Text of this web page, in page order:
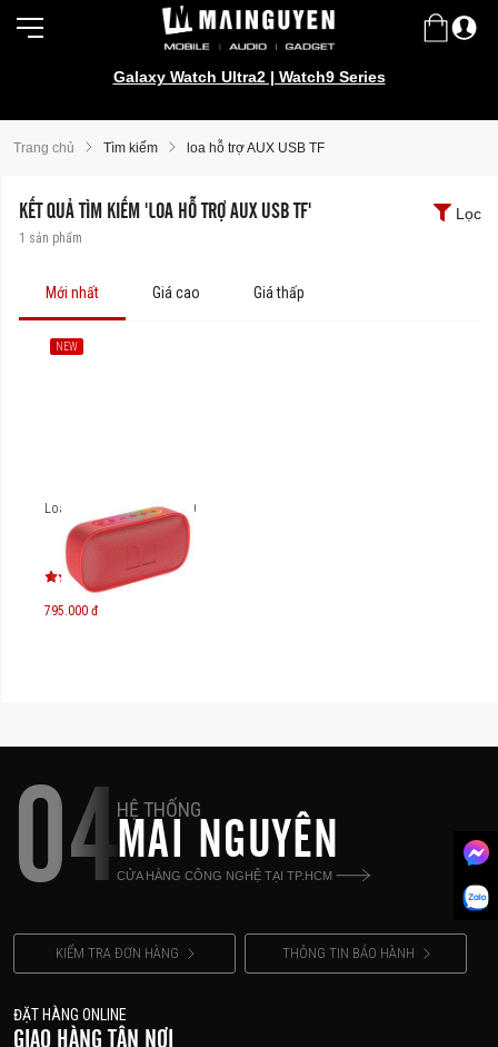
Galaxy Watch Ultra2 | Watch9 Series
Trang chủ Tìm kiếm loa hỗ trợ AUX USB TF
KẾT QUẢ TÌM KIẾM 'LOA HỖ TRỢ AUX USB TF'
1 sản phẩm
Lọc
Mới nhất Giá cao Giá thấp
NEW
Loa di động Monster S150
795.000 đ
04HỆ THỐNG
MAI NGUYÊN
CỬA HÀNG CÔNG NGHỆ TẠI TP.HCM
KIỂM TRA ĐƠN HÀNG THÔNG TIN BẢO HÀNH
ĐẶT HÀNG ONLINE
GIAO HÀNG TẬN NƠI